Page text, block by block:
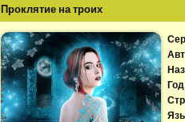
Проклятие на троих